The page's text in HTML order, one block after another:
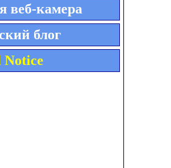
веб-камера
блог
Notice